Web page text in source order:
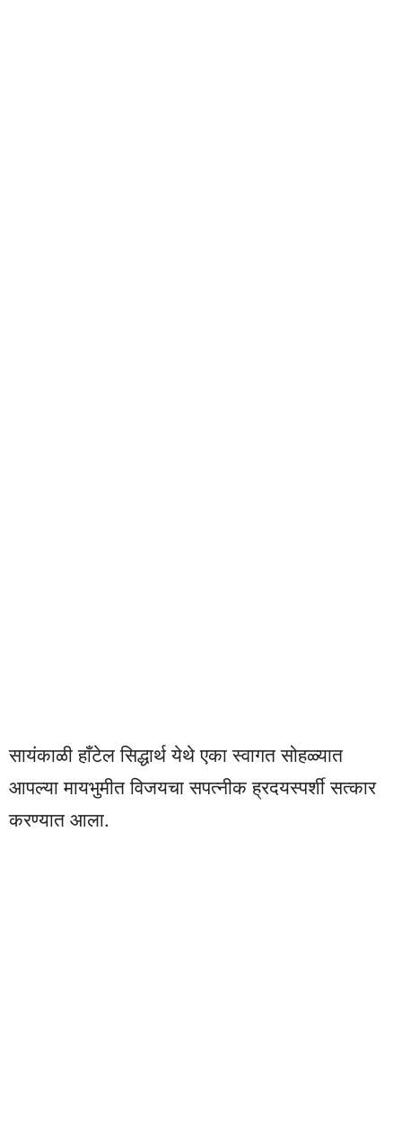
सायंकाळी हाँटेल सिद्धार्थ येथे एका स्वागत सोहळ्यात
आपल्या मायभुमीत विजयचा सपत्नीक ह्रदयस्पर्शी सत्कार
करण्यात आला.